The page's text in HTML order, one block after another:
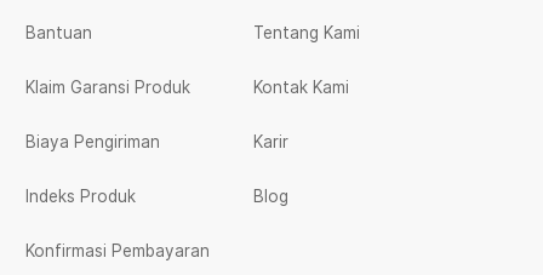
Bantuan
Klaim Garansi Produk
Biaya Pengiriman
Indeks Produk
Konfirmasi Pembayaran
Tentang Kami
Kontak Kami
Karir
Blog